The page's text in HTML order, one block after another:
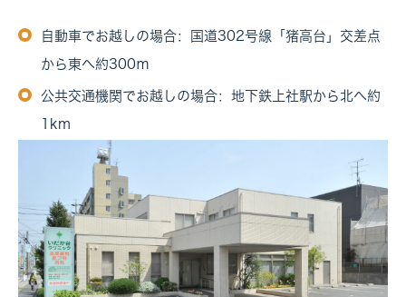
自動車でお越しの場合：国道302号線「猪高台」交差点
から東へ約300ｍ
公共交通機関でお越しの場合：地下鉄上社駅から北へ約
1km